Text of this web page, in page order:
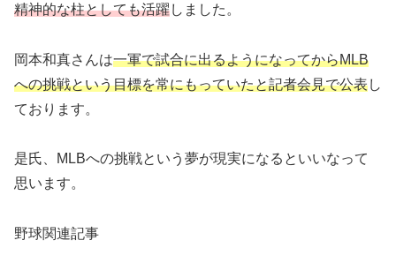
精神的な柱としても活躍しました。
岡本和真さんは一軍で試合に出るようになってからMLB
への挑戦という目標を常にもっていたと記者会見で公表し
ております。
是氏、MLBへの挑戦という夢が現実になるといいなって
思います。
野球関連記事